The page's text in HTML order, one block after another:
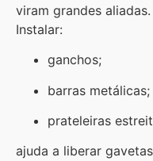
viram grandes aliadas.
Instalar:
ganchos;
barras metálicas;
prateleiras
ajuda a liberar